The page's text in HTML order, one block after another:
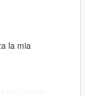
la mia